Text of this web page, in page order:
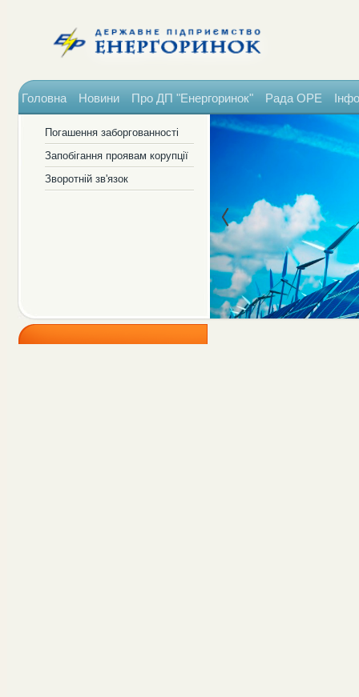
Головна Новини Про ДП "Енергоринок" Рада ОРЕ
Погашення заборгованності
Запобігання проявам корупції
Зворотній зв'язок